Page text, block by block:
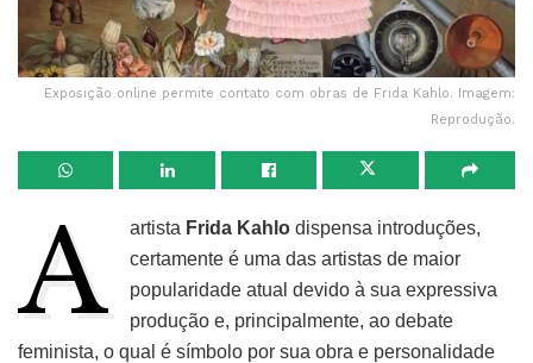
Exposição online permite contato com obras de Frida Kahlo. Imagem:
Reprodução.
A artista Frida Kahlo dispensa introduções,
certamente é uma das artistas de maior
popularidade atual devido à sua expressiva
produção e, principalmente, ao debate
feminista, o qual é símbolo por sua obra e personalidade